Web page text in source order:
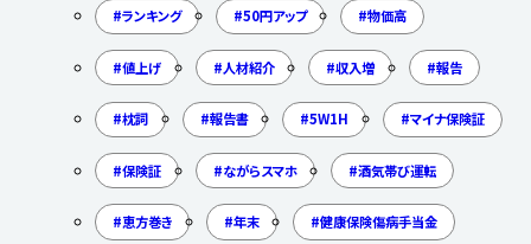
ランキング 50円アップ 物価高
値上げ 人材紹介 収入増 報告
枕詞 報告書 5W1H マイナ保険証
保険証 ながらスマホ 酒気帯び運転
恵方巻き 年末 健康保険傷病手当金